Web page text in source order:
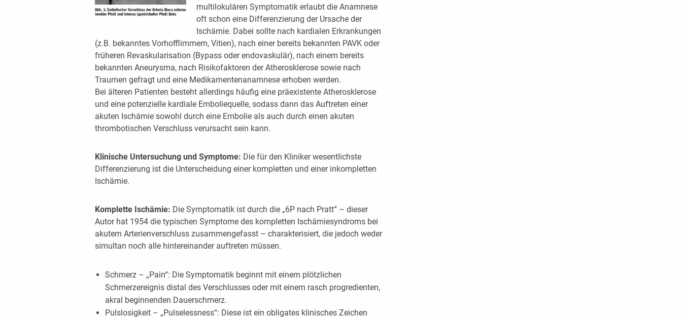
multilokulären Symptomatik erlaubt die Anamnese
oft schon eine Differenzierung der Ursache der
Ischämie. Dabei sollte nach kardialen Erkrankungen
(z.B. bekanntes Vorhofflimmern, Vitien), nach einer bereits bekannten PAVK oder
früheren Revaskularisation (Bypass oder endovaskulär), nach einem bereits
bekannten Aneurysma, nach Risikofaktoren der Atherosklerose sowie nach
Traumen gefragt und eine Medikamentenanamnese erhoben werden.
Bei älteren Patienten besteht allerdings häufig eine präexistente Atherosklerose
und eine potenzielle kardiale Emboliequelle, sodass dann das Auftreten einer
akuten Ischämie sowohl durch eine Embolie als auch durch einen akuten
thrombotischen Verschluss verursacht sein kann.
Klinische Untersuchung und Symptome: Die für den Kliniker wesentlichste
Differenzierung ist die Unterscheidung einer kompletten und einer inkompletten
Ischämie.
Komplette Ischämie: Die Symptomatik ist durch die „6P nach Pratt“ – dieser
Autor hat 1954 die typischen Symptome des kompletten Ischämiesyndroms bei
akutem Arterienverschluss zusammengefasst – charakterisiert, die jedoch weder
simultan noch alle hintereinander auftreten müssen.
Schmerz – „Pain“: Die Symptomatik beginnt mit einem plötzlichen
Schmerzereignis distal des Verschlusses oder mit einem rasch progredienten,
akral beginnenden Dauerschmerz.
Pulslosigkeit – „Pulselessness“: Diese ist ein obligates klinisches Zeichen